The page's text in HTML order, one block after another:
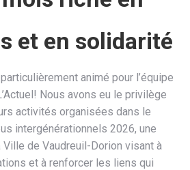
et en solidarité
animé pour l’équipe
Nous avons eu le privilège
activités organisées dans le
intergénérationnels 2026, une
de Vaudreuil-Dorion visant à
et à renforcer les liens qui